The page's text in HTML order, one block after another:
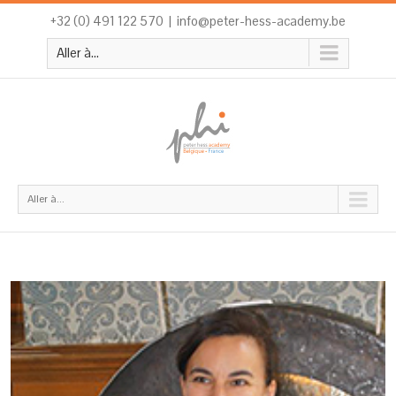
+32 (0) 491 122 570 | info@peter-hess-academy.be
Aller à...
Aller à...